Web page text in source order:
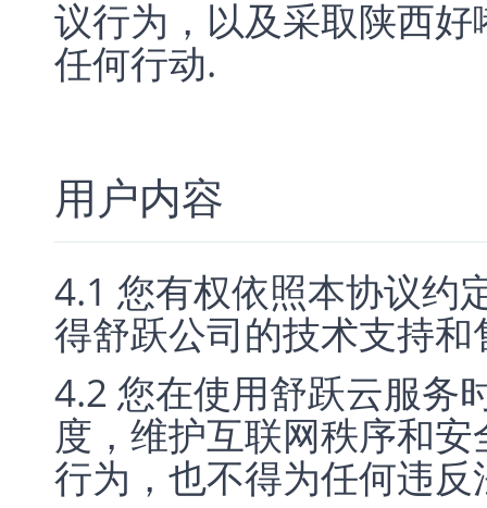
议行为，以及采取陕西
任何行动.
用户内容
4.1 您有权依照本协议约
得舒跃公司的技术支持和
4.2 您在使用舒跃云服务
度，维护互联网秩序和
行为，也不得为任何违